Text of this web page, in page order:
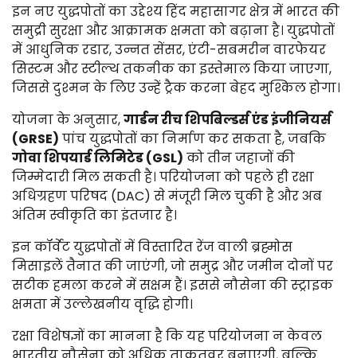
इन नए युद्धपोतों का उद्देश्य हिंद महासागर क्षेत्र में भारत की
समुद्री सुरक्षा और आक्रामक क्षमता को बढ़ाना है। युद्धपोतों
में आधुनिक रडार, उन्नत सेंसर, एंटी-सबमरीन वारफेयर
सिस्टम और स्टील्थ तकनीक का इस्तेमाल किया जाएगा,
जिससे दुश्मन के लिए उन्हें ट्रैक करना बेहद मुश्किल होगा।
योजना के अनुसार,गार्डन रीच शिपबिल्डर्स एंड इंजीनियर्स
(GRSE) पांच युद्धपोतों का निर्माण कर सकता है, जबकि
गोवा शिपयार्ड लिमिटेड (GSL) को तीन जहाजों की
जिम्मेदारी मिल सकती है। परियोजना को पहले ही रक्षा
अधिग्रहण परिषद (DAC) से मंजूरी मिल चुकी है और अब
अंतिम स्वीकृति का इंतजार है।
इन कॉर्वेट युद्धपोतों में विस्तारित रेंज वाली ब्रह्मोस
मिसाइलें तैनात की जाएंगी, जो समुद्र और जमीन दोनों पर
सटीक हमला करने में सक्षम हैं। इससे नौसेना की स्ट्राइक
क्षमता में उल्लेखनीय वृद्धि होगी।
रक्षा विशेषज्ञों का मानना है कि यह परियोजना न केवल